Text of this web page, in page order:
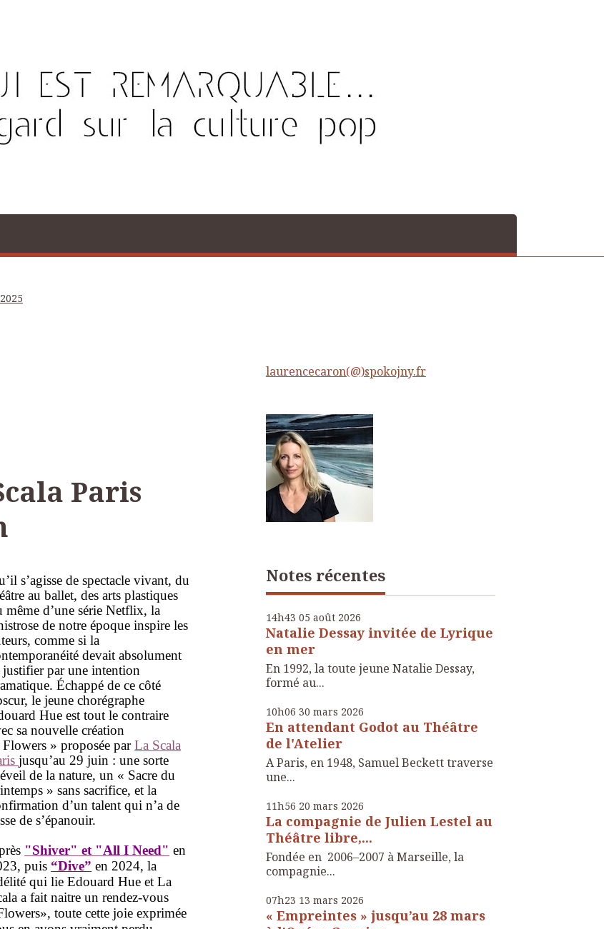
Paris
s’agisse de spectacle vivant, du
au ballet, des arts plastiques
même d’une série Netflix, la
de notre époque inspire les
comme si la
devait absolument
justifier par une intention
Échappé de ce côté
le jeune chorégraphe
Hue est tout le contraire
sa nouvelle création
Flowers » proposée parLa Scala
jusqu’au 29 juin : une sorte
de la nature, un « Sacre du
» sans sacrifice, et la
d’un talent qui n’a de
de s’épanouir.
"Shiver" et "All INeed" en
puis “Dive” en 2024, la
qui lie Edouard Hue et La
a fait naitre un rendez-vous
toute cette joie exprimée
laurencecaron(@)spokojny.fr
Notes récentes
14h43 05 août 2026
Natalie Dessay invitée de Lyrique
en mer
En 1992, la toute jeune Natalie Dessay,
formé au...
10h06 30 mars 2026
En attendant Godot au Théâtre
de l'Atelier
A Paris, en 1948, Samuel Beckett traverse
une...
11h56 20 mars 2026
La compagnie de Julien Lestel au
Théâtre libre,...
Fondée en 2006–2007 à Marseille, la
compagnie...
07h23 13 mars 2026
« Empreintes » jusqu’au 28 mars